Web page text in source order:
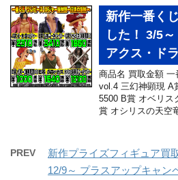
新作一番く
した！ 3/5
アクス・ド
商品名 買取金額
vol.4 三幻神顕現 A
5500 B賞 オベリス
賞 オシリスの天空
PREV
新作プライズフィギュア買
12/9～ プラスアップキャン